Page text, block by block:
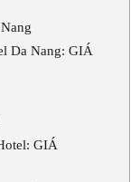
Da Nang: GIÁ
GIÁ